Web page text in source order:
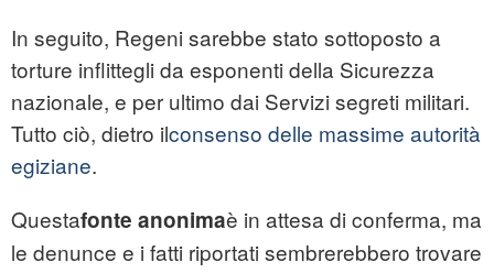
In seguito, Regeni sarebbe stato sottoposto a
torture inflittegli da esponenti della Sicurezza
nazionale, e per ultimo dai Servizi segreti militari.
Tutto ciò, dietro ilconsenso delle massime autorità
egiziane.
Questafonte anonimaè in attesa di conferma, ma
le denunce e i fatti riportati sembrerebbero trovare